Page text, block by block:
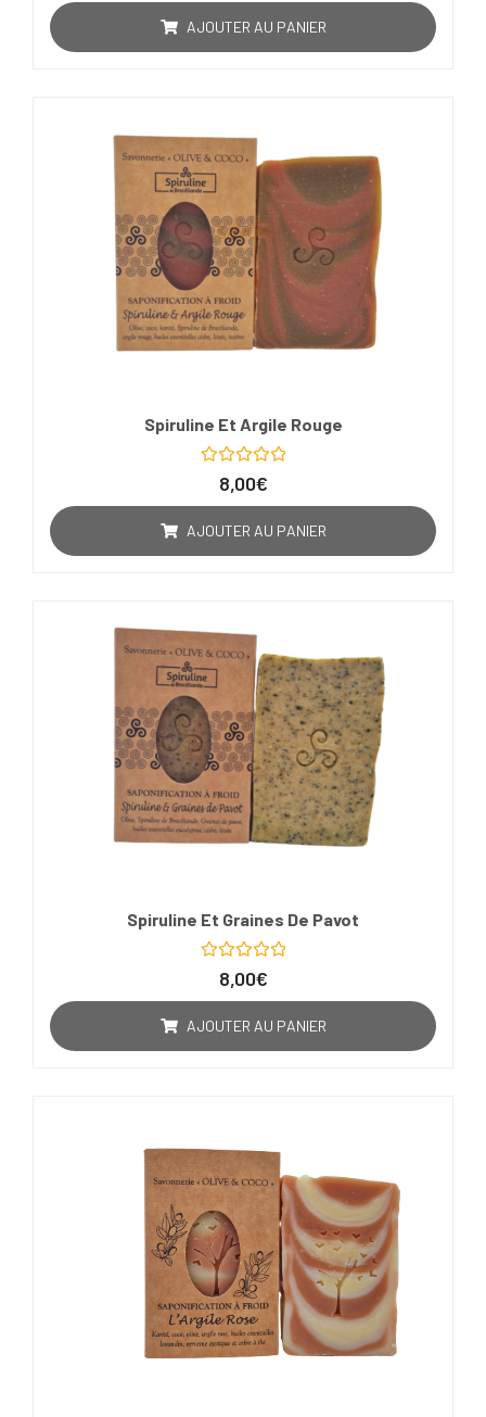
AJOUTER AU PANIER
Spiruline Et Argile Rouge
Note
sur
8,00€
AJOUTER AU PANIER
Spiruline Et Graines De Pavot
Note
sur
8,00€
AJOUTER AU PANIER